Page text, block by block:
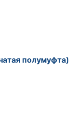
полумуфта)